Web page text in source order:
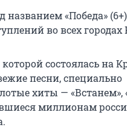
«Победа»
во всех городах
состоялась на
песни, специально
хиты — «Встанем»,
миллионам